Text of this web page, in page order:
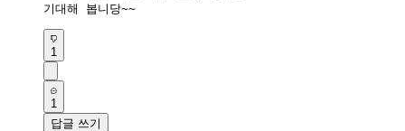
기대해 봅니당~~
1
1
답글 쓰기